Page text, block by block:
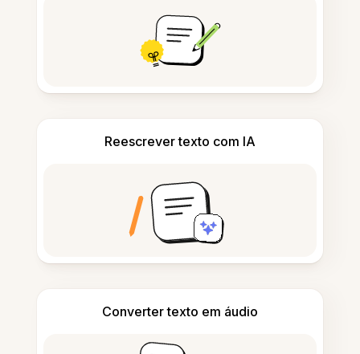
Reescrever texto com IA
Converter texto em áudio